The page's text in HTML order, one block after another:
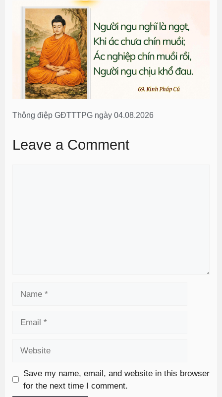
Thông điệp GĐTTTPG ngày 04.08.2026
Leave a Comment
Save my name, email, and website in this browser
for the next time I comment.